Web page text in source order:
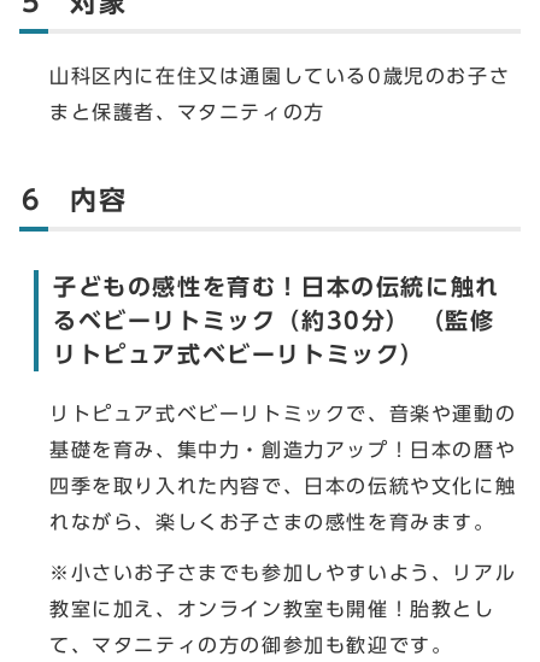
山科区内に在住又は通園している0歳児のお子さ
まと保護者、マタニティの方
6 内容
子どもの感性を育む！日本の伝統に触れ
るベビーリトミック（約30分） （監修
リトピュア式ベビーリトミック）
リトピュア式ベビーリトミックで、音楽や運動の
基礎を育み、集中力・創造力アップ！日本の暦や
四季を取り入れた内容で、日本の伝統や文化に触
れながら、楽しくお子さまの感性を育みます。
※小さいお子さまでも参加しやすいよう、リアル
教室に加え、オンライン教室も開催！胎教とし
て、マタニティの方の御参加も歓迎です。